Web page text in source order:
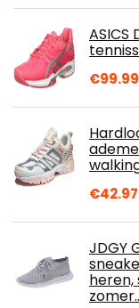
ASICS
€99.99
€42.97
JDGY
heren,